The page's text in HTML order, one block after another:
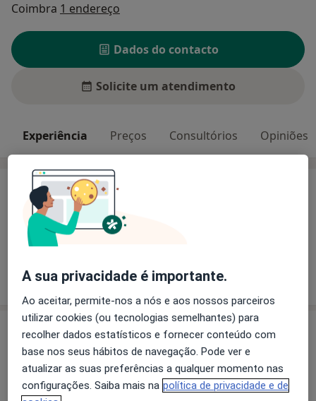
Coimbra 1 endereço
Dados do contacto
Solicite um atendimento
Experiência Preços Consultórios Opiniões
Experiência
Principais doenças tratadas
Debilidade Muscular
Mostrar mais detalhes
sobre a experiência
Serviços e preços
Primeira consulta Fisioterapia
Detalhes
A sua privacidade é importante.
Ao aceitar, permite-nos a nós e aos nossos parceiros
utilizar cookies (ou tecnologias semelhantes) para
recolher dados estatísticos e fornecer conteúdo com
base nos seus hábitos de navegação. Pode ver e
atualizar as suas preferências a qualquer momento nas
configurações. Saiba mais na política de privacidade e de